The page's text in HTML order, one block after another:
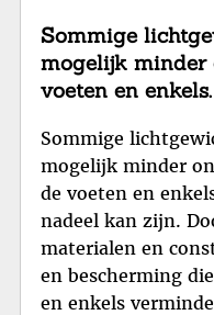
Sommige
mogelijk minder
voeten en enkels.
Sommige
mogelijk minder
de voeten en
nadeel kan zijn.
materialen en
en bescherming
en enkels